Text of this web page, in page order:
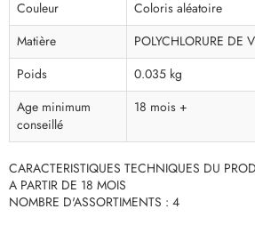
Couleur
Coloris aléatoire
Matière
POLYCHLORURE DE
Poids
0.035 kg
Age minimum
conseillé
18 mois +
CARACTERISTIQUES TECHNIQUES DU
A PARTIR DE 18 MOIS
NOMBRE D'ASSORTIMENTS : 4